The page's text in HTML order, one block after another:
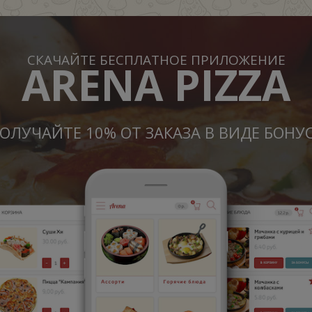
СКАЧАЙТЕ БЕСПЛАТНОЕ ПРИЛОЖЕНИЕ
ARENA PIZZA
10% ОТ ЗАКАЗА В ВИДЕ